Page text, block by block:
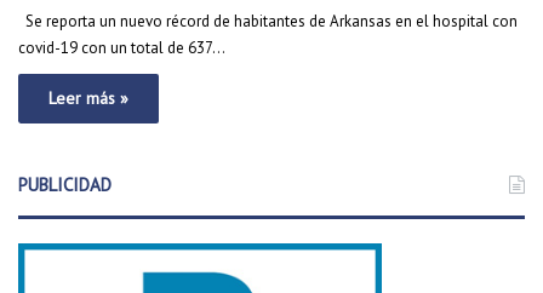
Se reporta un nuevo récord de habitantes de Arkansas en el hospital con
covid-19 con un total de 637…
Leer más »
PUBLICIDAD